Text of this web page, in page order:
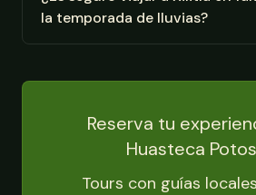
la temporada de lluvias?
Reserva tu
Huasteca
Tours con guías